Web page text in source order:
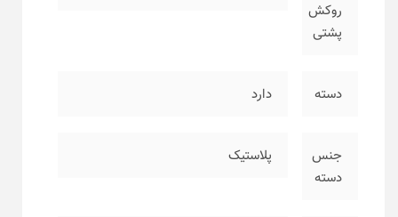
روکش
پشتی
دسته دارد
جنس
دسته
پلاستیک